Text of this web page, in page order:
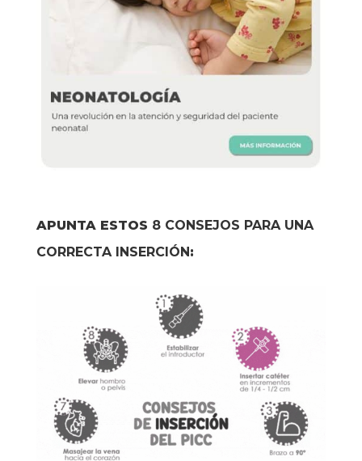
APUNTA ESTOS 8 CONSEJOS PARA UNA
CORRECTA INSERCIÓN: